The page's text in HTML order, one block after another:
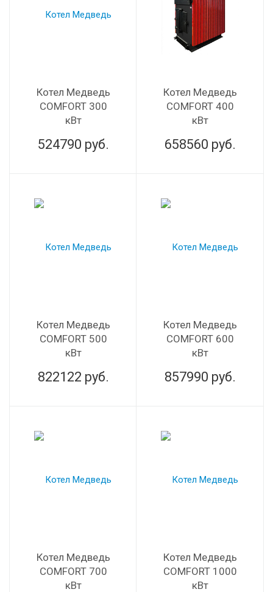
Котел Медведь
COMFORT 300
кВт
524790 руб.
Котел Медведь
COMFORT 400
кВт
658560 руб.
Котел Медведь
COMFORT 500
кВт
822122 руб.
Котел Медведь
COMFORT 600
кВт
857990 руб.
Котел Медведь
COMFORT 700
кВт
Котел Медведь
COMFORT 1000
кВт